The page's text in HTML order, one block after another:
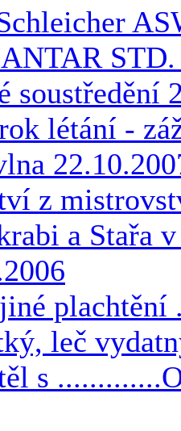
soustředění
létání -
z
a Stařa
plachtění
leč
s